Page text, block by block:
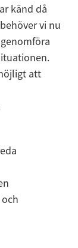
känd då
vi nu
att